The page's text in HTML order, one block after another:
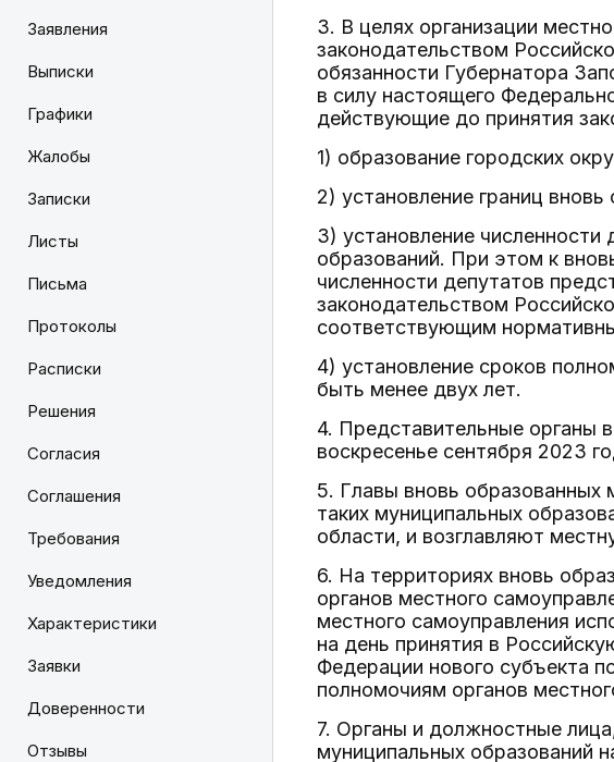
Заявления
Выписки
Графики
Жалобы
Записки
Листы
Письма
Протоколы
Расписки
Решения
Согласия
Соглашения
Требования
Уведомления
Характеристики
Заявки
Доверенности
Отзывы
3. В целях организации
законодательством
обязанности Губернатора
в силу настоящего
действующие до принятия
1) образование городских
2) установление границ
3) установление
образований. При этом к
численности депутатов
законодательством
соответствующим
4) установление сроков
быть менее двух лет.
4. Представительные органы
воскресенье сентября 2023
5. Главы вновь образованных
таких муниципальных
области, и возглавляют
6. На территориях вновь
органов местного
местного самоуправления
на день принятия в
Федерации нового субъекта
полномочиям органов
7. Органы и должностные
муниципальных образований